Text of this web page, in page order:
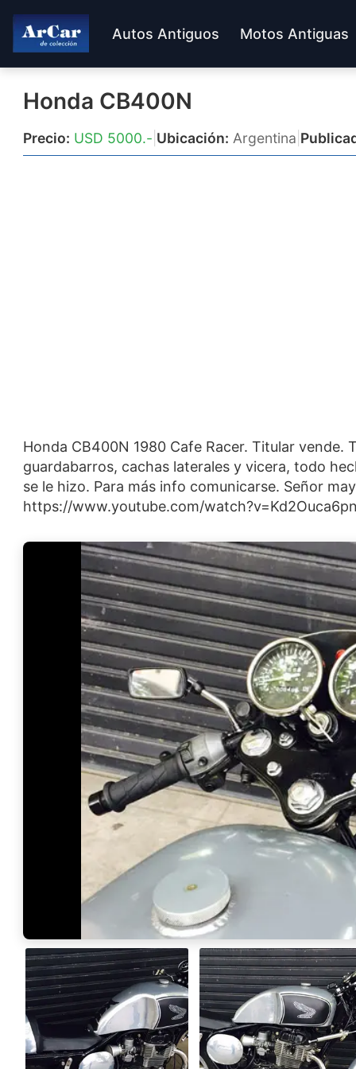
Autos Antiguos Motos Antiguas
Honda CB400N
Precio: USD 5000.- Ubicación: Argentina
Honda CB400N 1980 Cafe Racer. Titular vende.
guardabarros, cachas laterales y vicera, todo
se le hizo. Para más info comunicarse. Señor